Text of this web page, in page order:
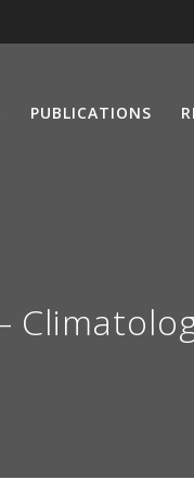
PUBLICATIONS